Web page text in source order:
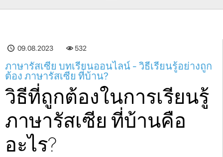
09.08.2023 532
ภาษารัสเซีย บทเรียนออนไลน์ - วิธีเรียนรู้อย่างถูก
ต้อง ภาษารัสเซีย ที่บ้าน?
วิธีที่ถูกต้องในการเรียนรู้
ภาษารัสเซีย ที่บ้านคือ
อะไร?